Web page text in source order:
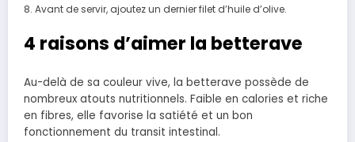
Avant de servir, ajoutez un dernier filet d’huile d’olive.
4 raisons d’aimer la betterave
Au-delà de sa couleur vive, la betterave possède de
nombreux atouts nutritionnels. Faible en calories et riche
en fibres, elle favorise la satiété et un bon
fonctionnement du transit intestinal.